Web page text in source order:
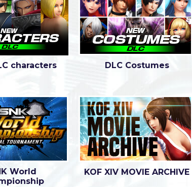
characters DLC Costumes
World
KOF XIV MOVIE ARCHIVE